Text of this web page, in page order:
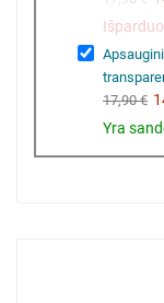
17,90 €
Yra